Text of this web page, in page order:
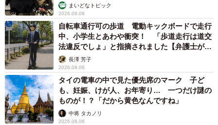
２）子どもが動画投稿をした時
こちら実際にあった事例。子どもがSNSにアップした動画
をみていると、その後ろには室内歩いているお母さんがは
っきり映っていました。しかもお母さんは、ノーメークに
部屋着の様子で、お母さんが娘に「パパ、もうすぐ帰って
くるよ」や「（家の用事）はどうなった？」等と普段の会
話が筒抜け、最後には「携帯で何してるの？」という声ま
まいどなトピック
2026.08.06
自転車通行可の歩道 電動キックボードで走行
中、小学生とあわや衝突！ 「歩道走行は道交
法違反でしょ」と指摘されました【弁護士が解
説】長澤 芳子
2026.08.06
タイの電車の中で見た優先席のマーク 子ど
も、妊娠、けが人、お年寄り… 一つだけ謎の
ものが！？「だから黄色なんですね」
中将 タカノリ
2026.08.06